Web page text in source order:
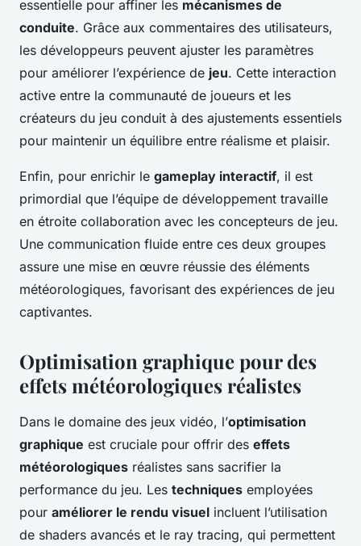
essentielle pour affiner les mécanismes de
conduite. Grâce aux commentaires des utilisateurs,
les développeurs peuvent ajuster les paramètres
pour améliorer l’expérience de jeu. Cette interaction
active entre la communauté de joueurs et les
créateurs du jeu conduit à des ajustements essentiels
pour maintenir un équilibre entre réalisme et plaisir.
Enfin, pour enrichir le gameplay interactif, il est
primordial que l’équipe de développement travaille
en étroite collaboration avec les concepteurs de jeu.
Une communication fluide entre ces deux groupes
assure une mise en œuvre réussie des éléments
météorologiques, favorisant des expériences de jeu
captivantes.
Optimisation graphique pour des
effets météorologiques réalistes
Dans le domaine des jeux vidéo, l’optimisation
graphique est cruciale pour offrir des effets
météorologiques réalistes sans sacrifier la
performance du jeu. Les techniques employées
pour améliorer le rendu visuel incluent l’utilisation
de shaders avancés et le ray tracing, qui permettent